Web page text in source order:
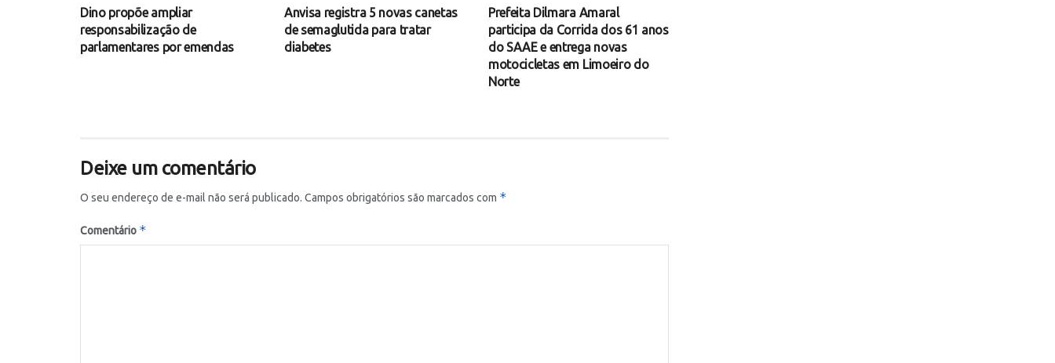
Dino propõe ampliar
responsabilização de
parlamentares por emendas
Anvisa registra 5 novas canetas
de semaglutida para tratar
diabetes
Prefeita Dilmara Amaral
participa da Corrida dos 61 anos
do SAAE e entrega novas
motocicletas em Limoeiro do
Norte
Deixe um comentário
O seu endereço de e-mail não será publicado. Campos obrigatórios são marcados com *
Comentário *